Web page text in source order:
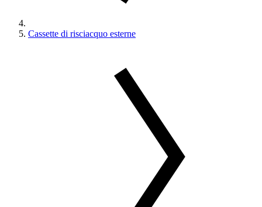
Cassette di risciacquo esterne